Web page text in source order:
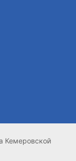
Кемеровской